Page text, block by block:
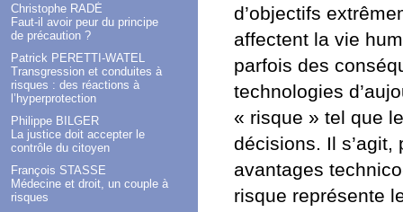
Christophe RADÉ
Faut-il avoir peur du principe
de précaution ?
Patrick PERETTI-WATEL
Transgression et conduites à
risques : des réactions à
l’hyperprotection
Philippe BILGER
La justice doit accepter le
contrôle du citoyen
François STASSE
Médecine et droit, un couple à
risques
d’objectifs
affectent la vie
parfois des
technologies
« risque » tel que
décisions. Il
avantages
risque représente